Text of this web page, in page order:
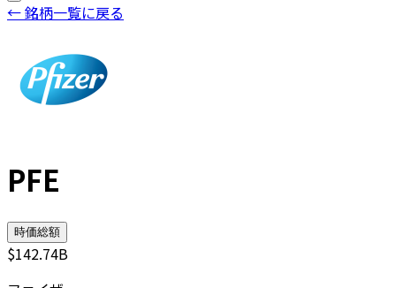
← 銘柄一覧に戻る
PFE
時価総額
$142.74B